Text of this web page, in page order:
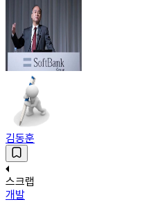
김동훈
스크랩
개발